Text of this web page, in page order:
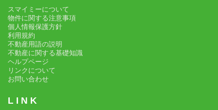
スマイミーについて
物件に関する注意事項
個人情報保護方針
利用規約
不動産用語の説明
不動産に関する基礎知識
ヘルプページ
リンクについて
お問い合わせ
L I N K